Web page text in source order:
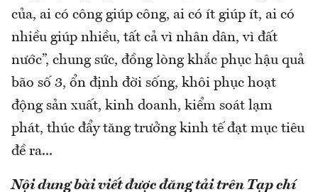
của, ai có công giúp công, ai có ít giúp ít, ai có
nhiều giúp nhiều, tất cả vì nhân dân, vì đất
nước”, chung sức, đồng lòng khắc phục hậu quả
bão số 3, ổn định đời sống, khôi phục hoạt
động sản xuất, kinh doanh, kiểm soát lạm
phát, thúc đẩy tăng trưởng kinh tế đạt mục tiêu
đề ra...
Nội dung bài viết được đăng tải trên Tạp chí